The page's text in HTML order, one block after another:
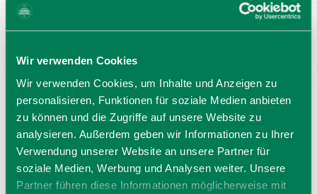
Wir verwenden Cookies
Wir verwenden Cookies, um Inhalte und Anzeigen zu
personalisieren, Funktionen für soziale Medien anbieten
zu können und die Zugriffe auf unsere Website zu
analysieren. Außerdem geben wir Informationen zu Ihrer
Verwendung unserer Website an unsere Partner für
soziale Medien, Werbung und Analysen weiter. Unsere
Partner führen diese Informationen möglicherweise mit